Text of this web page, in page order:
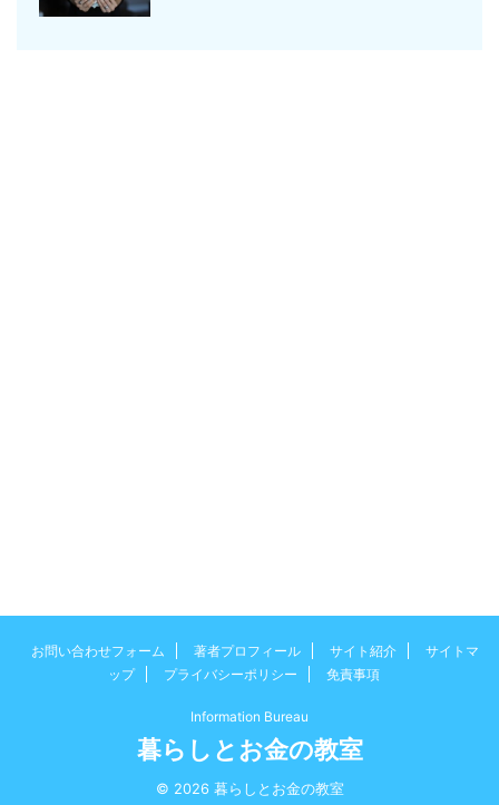
お問い合わせフォーム 著者プロフィール サイト紹介
サイトマ
ップ
プライバシーポリシー 免責事項
Information Bureau
暮らしとお金の教室
© 2026 暮らしとお金の教室